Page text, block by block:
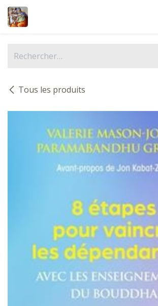
Se rendre au contenu
Tous les produits